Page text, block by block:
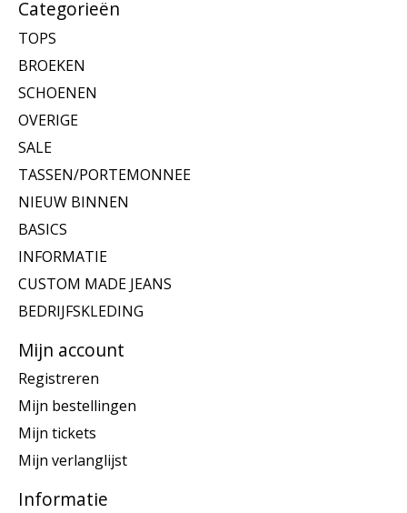
Categorieën
TOPS
BROEKEN
SCHOENEN
OVERIGE
SALE
TASSEN/PORTEMONNEE
NIEUW BINNEN
BASICS
INFORMATIE
CUSTOM MADE JEANS
BEDRIJFSKLEDING
Mijn account
Registreren
Mijn bestellingen
Mijn tickets
Mijn verlanglijst
Informatie